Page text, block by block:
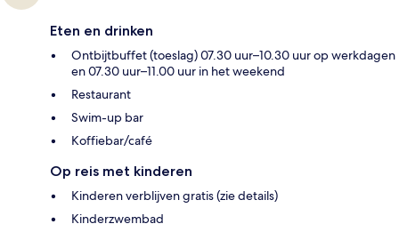
Eten en drinken
Ontbijtbuffet (toeslag) 07.30 uur–10.30 uur op werkdagen
en 07.30 uur–11.00 uur in het weekend
Restaurant
Swim-up bar
Koffiebar/café
Op reis met kinderen
Kinderen verblijven gratis (zie details)
Kinderzwembad